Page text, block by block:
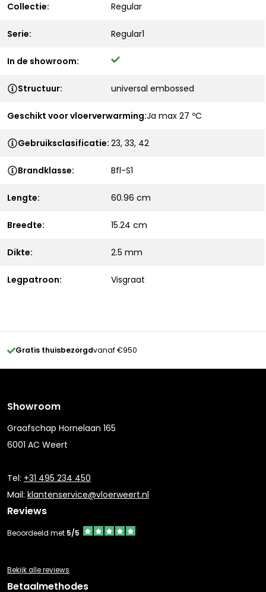
Collectie: Regular
Serie: Regular1
In de showroom:
Structuur: universal embossed
Geschikt voor vloerverwarming:Ja max 27 ºC
Gebruiksclasificatie: 23, 33, 42
Brandklasse: Bfl-S1
Lengte: 60.96 cm
Breedte: 15.24 cm
Dikte: 2.5 mm
Legpatroon: Visgraat
Gratis thuisbezorgdvanaf €950
Showroom
Graafschap Hornelaan 165
6001 AC Weert
Tel: +31 495 234 450
Mail: klantenservice@vloerweert.nl
Reviews
Beoordeeld met 5/5
Bekijk alle reviews
Betaalmethodes